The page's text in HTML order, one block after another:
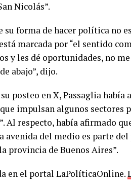
Nicolás”.
su forma de hacer política no
marcada por “el sentido
y les dé oportunidades, no
abajo”, dijo.
posteo en X, Passaglia
impulsan algunos sectores
Al respecto, había afirmado
avenida del medio es parte
provincia de Buenos Aires”.
en el portal LaPolíticaOnline.